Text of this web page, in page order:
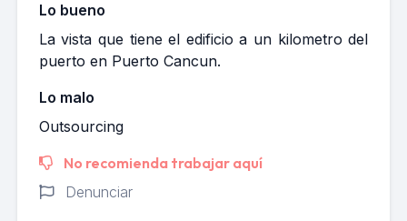
Lo bueno
La vista que tiene el edificio a un kilometro del
puerto en Puerto Cancun.
Lo malo
Outsourcing
No recomienda trabajar aquí
Denunciar